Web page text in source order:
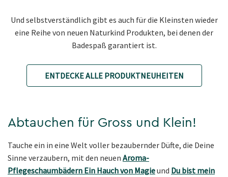
Und selbstverständlich gibt es auch für die Kleinsten wieder
eine Reihe von neuen Naturkind Produkten, bei denen der
Badespaß garantiert ist.
ENTDECKE ALLE PRODUKTNEUHEITEN
Abtauchen für Gross und Klein!
Tauche ein in eine Welt voller bezaubernder Düfte, die Deine
Sinne verzaubern, mit den neuen Aroma-
Pflegeschaumbädern Ein Hauch von Magieund Du bist mein